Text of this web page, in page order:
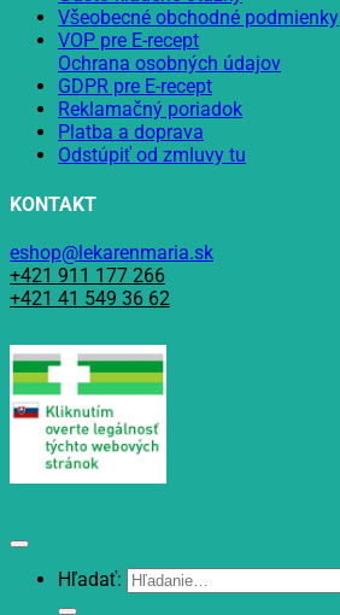
Všeobecné obchodné podmienky
VOP pre E-recept
Ochrana osobných údajov
GDPR pre E-recept
Reklamačný poriadok
Platba a doprava
Odstúpiť od zmluvy tu
KONTAKT
eshop@lekarenmaria.sk
+421 911 177 266
+421 41 549 36 62
Hľadať: